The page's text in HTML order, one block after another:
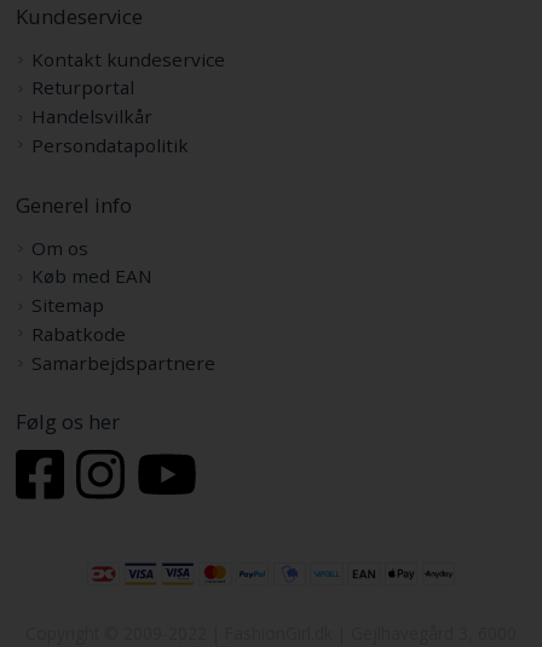
Kundeservice
Kontakt kundeservice
Returportal
Handelsvilkår
Persondatapolitik
Generel info
Om os
Køb med EAN
Sitemap
Rabatkode
Samarbejdspartnere
Følg os her